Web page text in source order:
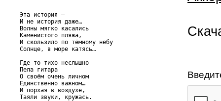
Эта история –
И не история даже…
Волны мягко касались
Каменистого пляжа,
И скользило по тёмному небу
Солнце, в море катясь…
Где-то тихо неслышно
Пела гитара
О своём очень личном
Единственно важном…
И порхая в воздухе,
Таяли звуки, кружась.